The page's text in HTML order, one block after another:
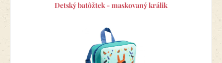
Detský batôžtek - maskovaný králik